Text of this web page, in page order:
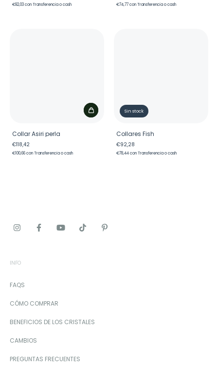
€92,03conTransferencia o cash €74,77conTransferencia o cash
Collar Asiri perla
€118,42
€100,66conTransferencia o cash
Sin stock
Collares Fish
€92,28
€78,44conTransferencia o cash
INFO
FAQS
CÓMO COMPRAR
BENEFICIOS DE LOS CRISTALES
CAMBIOS
PREGUNTAS FRECUENTES